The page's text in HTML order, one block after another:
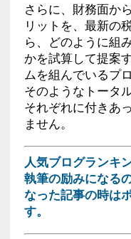
さらに、財務面か
リットを、最新の
ら、どのように組
かを試算して提案
ムを組んでいるプ
そのようなトータ
それぞれに付きあ
ません。
人気ブログランキ
執筆の励みになる
なった記事の時は
す。